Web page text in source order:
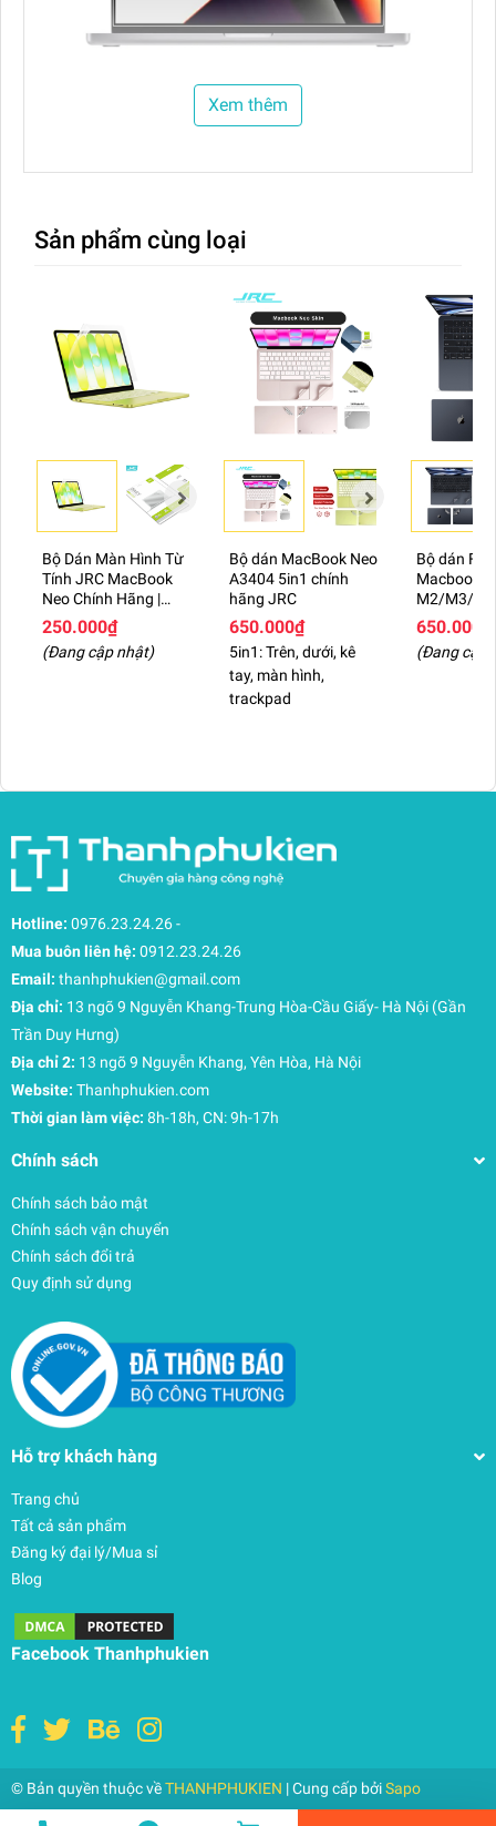
Xem thêm
Sản phẩm cùng loại
Bộ Dán Màn Hình Từ
Tính JRC MacBook
Neo Chính Hãng |
Không Dùng Keo,
Chống Hằn Bàn
Phím, Trong Suốt
250.000₫
(Đang cập nhật)
Bộ dán MacBook Neo
A3404 5in1 chính
hãng JRC
650.000₫
5in1: Trên, dưới, kê
tay, màn hình,
trackpad
Bộ dán
Macbook
M2/M3/M4
650.000₫
(Đang cập
Hotline: 0976.23.24.26-
Mua buôn liên hệ: 0912.23.24.26
Email: thanhphukien@gmail.com
Địa chỉ: 13 ngõ 9 Nguyễn Khang-Trung Hòa-Cầu Giấy- Hà Nội (Gần
Trần Duy Hưng)
Địa chỉ 2: 13 ngõ 9 Nguyễn Khang, Yên Hòa, Hà Nội
Website: Thanhphukien.com
Thời gian làm việc: 8h-18h, CN: 9h-17h
Chính sách
Chính sách bảo mật
Chính sách vận chuyển
Chính sách đổi trả
Quy định sử dụng
Hỗ trợ khách hàng
Trang chủ
Tất cả sản phẩm
Đăng ký đại lý/Mua sỉ
Blog
Facebook Thanhphukien
© Bản quyền thuộc vềTHANHPHUKIEN | Cung cấp bởiSapo
undefined